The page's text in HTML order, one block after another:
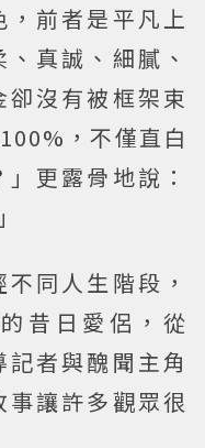
前者是平凡上
真誠、細膩、
沒有被框架束
，不僅直白
更露骨地說：
同人生階段，
昔日愛侶，從
記者與醜聞主角
讓許多觀眾很